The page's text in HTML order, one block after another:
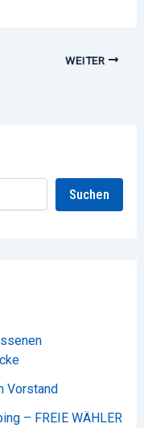
WEITER
Suchen
Vorstand
– FREIE WÄHLER